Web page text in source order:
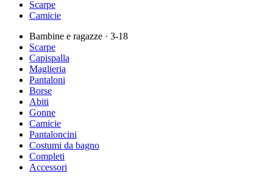
Scarpe
Camicie
Bambine e ragazze · 3-18
Scarpe
Capispalla
Maglieria
Pantaloni
Borse
Abiti
Gonne
Camicie
Pantaloncini
Costumi da bagno
Completi
Accessori